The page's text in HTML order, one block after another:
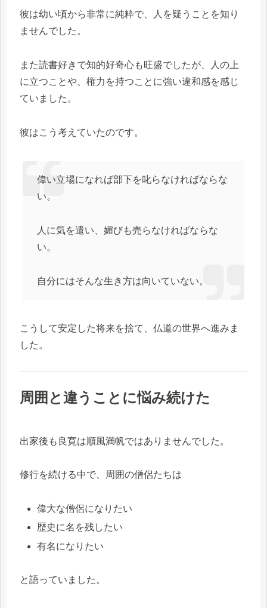
彼は幼い頃から非常に純粋で、人を疑うことを知り
ませんでした。
また読書好きで知的好奇心も旺盛でしたが、人の上
に立つことや、権力を持つことに強い違和感を感じ
ていました。
彼はこう考えていたのです。
偉い立場になれば部下を叱らなければならな
い。
人に気を遣い、媚びも売らなければならな
い。
自分にはそんな生き方は向いていない。
こうして安定した将来を捨て、仏道の世界へ進みま
した。
周囲と違うことに悩み続けた
出家後も良寛は順風満帆ではありませんでした。
修行を続ける中で、周囲の僧侶たちは
偉大な僧侶になりたい
歴史に名を残したい
有名になりたい
と語っていました。